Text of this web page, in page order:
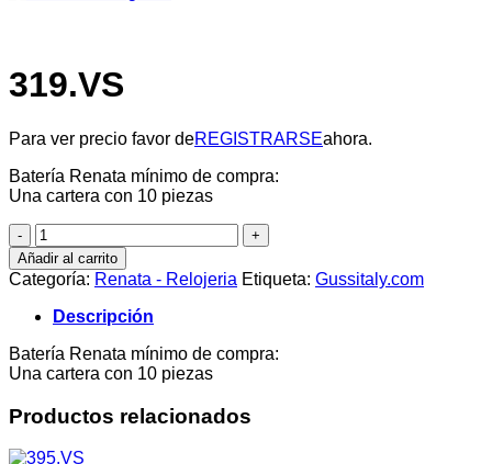
319.VS
Para ver precio favor deREGISTRARSEahora.
Batería Renata mínimo de compra:
Una cartera con 10 piezas
319.VS
cantidad
Añadir al carrito
Categoría: Renata - Relojeria Etiqueta: Gussitaly.com
Descripción
Batería Renata mínimo de compra:
Una cartera con 10 piezas
Productos relacionados